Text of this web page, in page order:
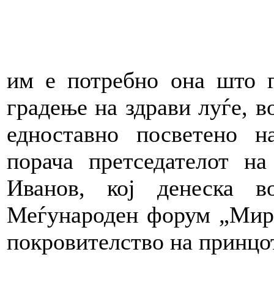
им е потребно она што
градење на здрави луѓе,
едноставно посветено
порача претседателот
Иванов, кој денеска
Меѓународен форум
покровителство на